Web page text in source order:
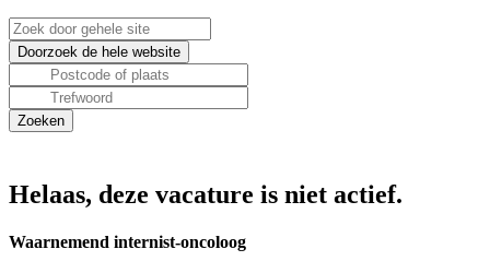
Helaas, deze vacature is niet actief.
Waarnemend internist-oncoloog